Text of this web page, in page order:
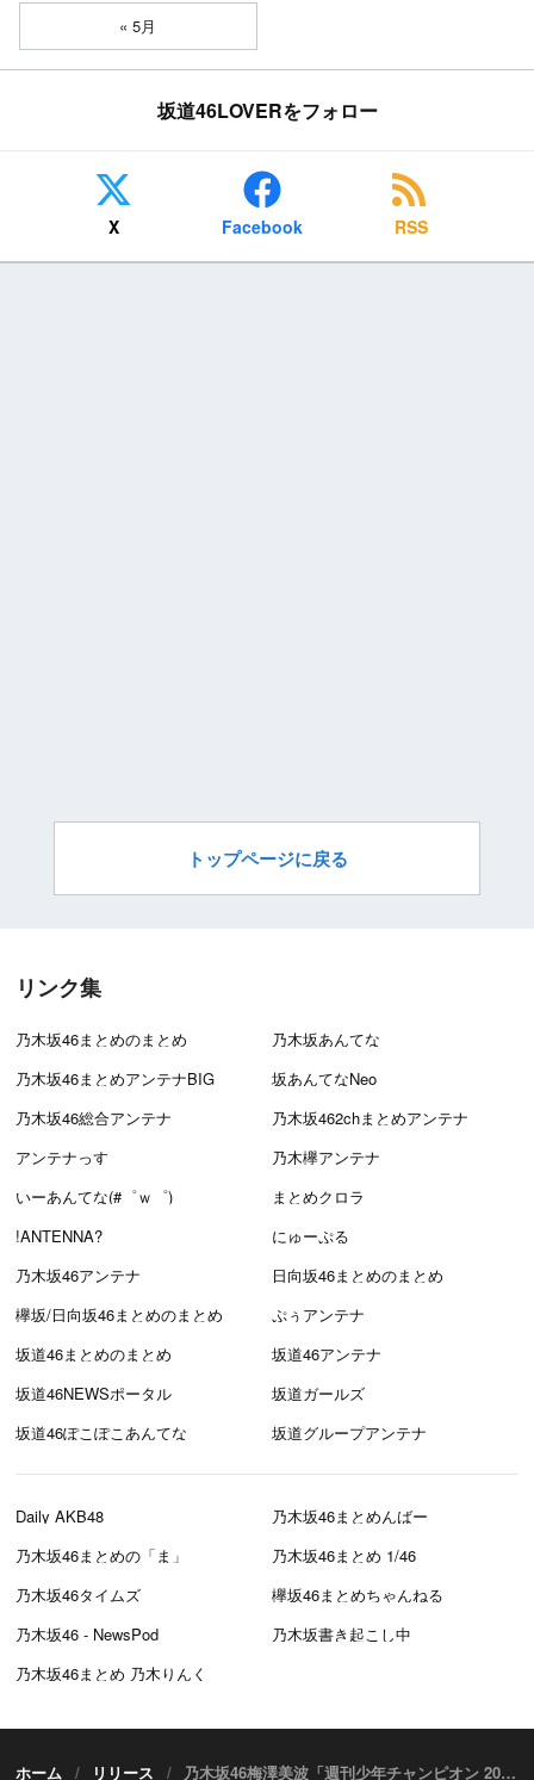
« 5月
坂道46LOVERをフォロー
X Facebook RSS
トップページに戻る
リンク集
乃木坂46まとめのまとめ
乃木坂あんてな
乃木坂46まとめアンテナBIG
坂あんてなNeo
乃木坂46総合アンテナ
乃木坂462chまとめアンテナ
アンテナっす
乃木欅アンテナ
いーあんてな(#゜ｗ゜)
まとめクロラ
!ANTENNA?
にゅーぷる
乃木坂46アンテナ
日向坂46まとめのまとめ
欅坂/日向坂46まとめのまとめ
ぷぅアンテナ
坂道46まとめのまとめ
坂道46アンテナ
坂道46NEWSポータル
坂道ガールズ
坂道46ぽこぽこあんてな
坂道グループアンテナ
Daily AKB48
乃木坂46まとめんばー
乃木坂46まとめの「ま」
乃木坂46まとめ 1/46
乃木坂46タイムズ
欅坂46まとめちゃんねる
乃木坂46 - NewsPod
乃木坂書き起こし中
乃木坂46まとめ 乃木りんく
ホーム リリース 乃木坂46梅澤美波「週刊少年チャンピオン 2018年 No.35」表紙＆巻頭グラビア！ [7/26発売]